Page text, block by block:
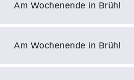
Am Wochenende in Brühl
Am Wochenende in Brühl